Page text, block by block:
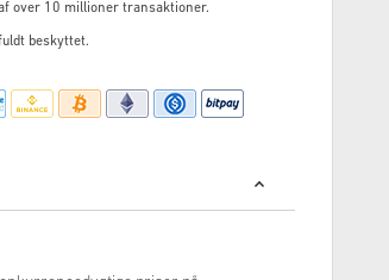
over 10 millioner transaktioner.
beskyttet.